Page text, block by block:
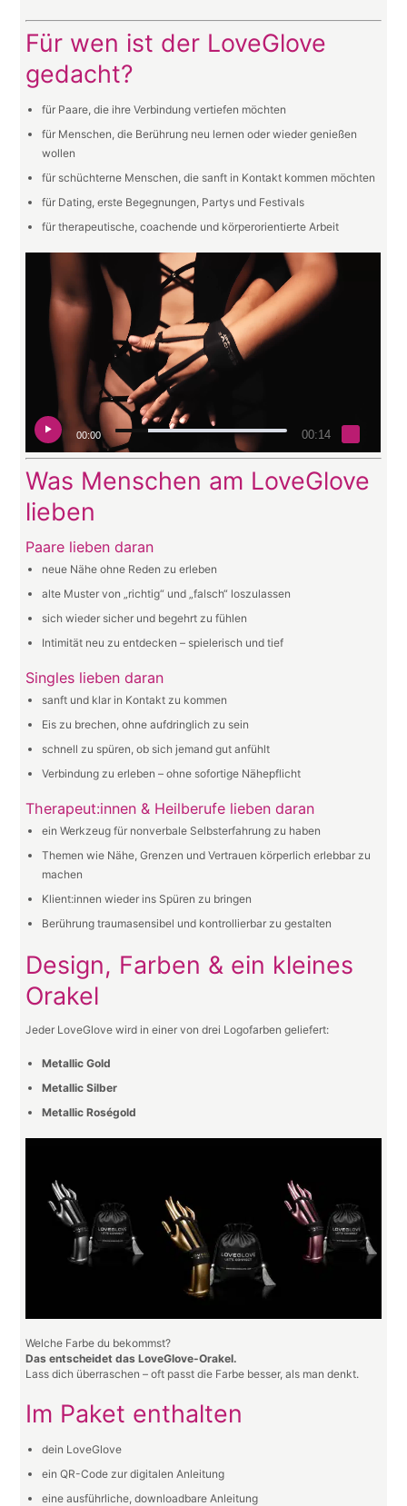
Für wen ist der LoveGlove
gedacht?
für Paare, die ihre Verbindung vertiefen möchten
für Menschen, die Berührung neu lernen oder wieder genießen
wollen
für schüchterne Menschen, die sanft in Kontakt kommen möchten
für Dating, erste Begegnungen, Partys und Festivals
für therapeutische, coachende und körperorientierte Arbeit
00:00 00:14
Was Menschen am LoveGlove
lieben
Paare lieben daran
neue Nähe ohne Reden zu erleben
alte Muster von „richtig“ und „falsch“ loszulassen
sich wieder sicher und begehrt zu fühlen
Intimität neu zu entdecken – spielerisch und tief
Singles lieben daran
sanft und klar in Kontakt zu kommen
Eis zu brechen, ohne aufdringlich zu sein
schnell zu spüren, ob sich jemand gut anfühlt
Verbindung zu erleben – ohne sofortige Nähepflicht
Therapeut:innen & Heilberufe lieben daran
ein Werkzeug für nonverbale Selbsterfahrung zu haben
Themen wie Nähe, Grenzen und Vertrauen körperlich erlebbar zu
machen
Klient:innen wieder ins Spüren zu bringen
Berührung traumasensibel und kontrollierbar zu gestalten
Design, Farben & ein kleines
Orakel
Jeder LoveGlove wird in einer von drei Logofarben geliefert:
Metallic Gold
Metallic Silber
Metallic Roségold
Welche Farbe du bekommst?
Das entscheidet das LoveGlove-Orakel.
Lass dich überraschen – oft passt die Farbe besser, als man denkt.
Im Paket enthalten
dein LoveGlove
ein QR-Code zur digitalen Anleitung
eine ausführliche, downloadbare Anleitung